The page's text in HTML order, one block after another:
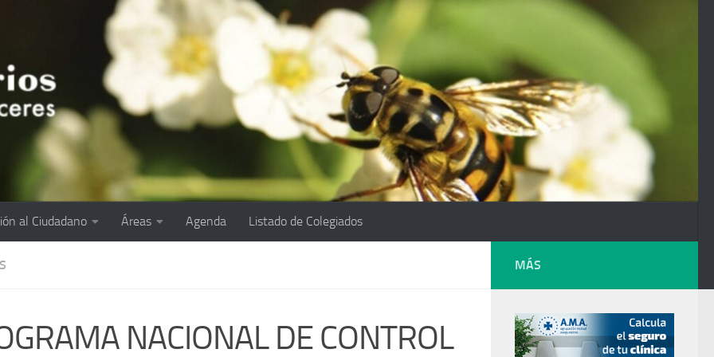
al Ciudadano Áreas Agenda Listado de Colegiados
NACIONAL DE CONTROL
MÁS